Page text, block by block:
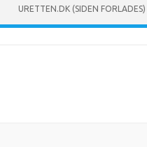
URETTEN.DK (SIDEN FORLADES)